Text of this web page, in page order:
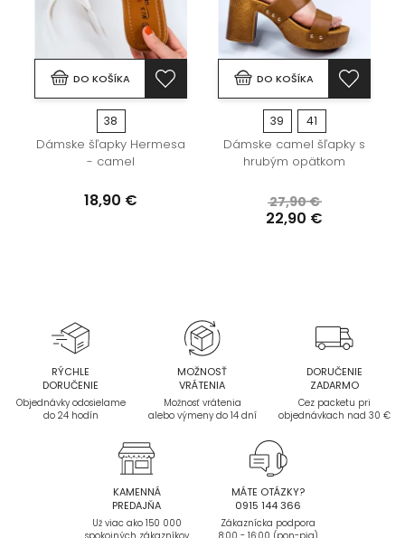
DO KOŠÍKA
38
Dámske šľapky Hermesa
- camel
18,90 €
DO KOŠÍKA
39 41
Dámske camel šľapky s
hrubým opätkom
27,90 €
22,90 €
RÝCHLE
DORUČENIE
Objednávky odosielame
do 24 hodín
MOŽNOSŤ
VRÁTENIA
Možnosť vrátenia
alebo výmeny do 14 dní
DORUČENIE
ZADARMO
Cez packetu pri
objednávkach nad 30 €
KAMENNÁ
PREDAJŇA
Už viac ako 150 000
MÁTE OTÁZKY?
0915 144 366
Zákaznícka podpora